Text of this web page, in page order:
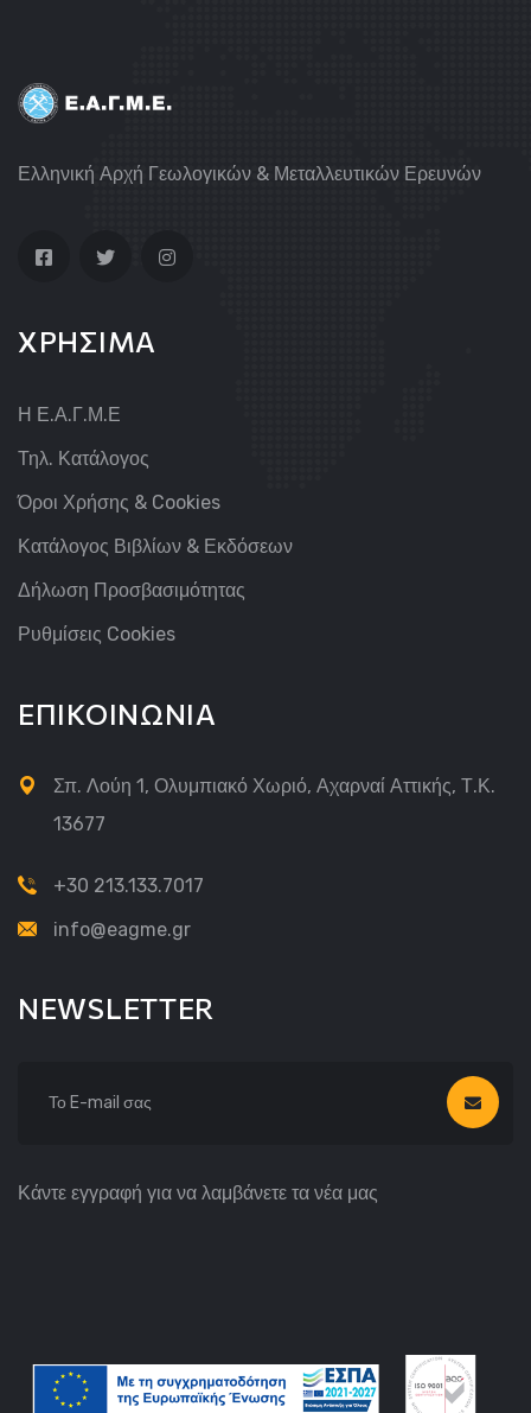
Ελληνική Αρχή Γεωλογικών & Μεταλλευτικών Ερευνών
ΧΡΗΣΙΜΑ
Η Ε.Α.Γ.Μ.Ε
Τηλ. Κατάλογος
Όροι Χρήσης & Cookies
Κατάλογος Βιβλίων & Εκδόσεων
Δήλωση Προσβασιμότητας
Ρυθμίσεις Cookies
ΕΠΙΚΟΙΝΩΝΙΑ
Σπ. Λούη 1, Ολυμπιακό Χωριό, Αχαρναί Αττικής, Τ.Κ.
13677
+30 213.133.7017
info@eagme.gr
NEWSLETTER
Κάντε εγγραφή για να λαμβάνετε τα νέα μας